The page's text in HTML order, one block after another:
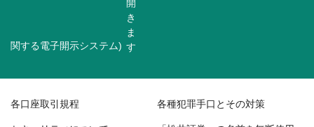
関する電子開示システム)
各口座取引規程 各種犯罪手口とその対策